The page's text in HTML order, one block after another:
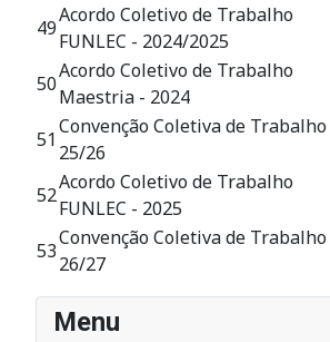
Menu
49
Acordo Coletivo de Trabalho
FUNLEC - 2024/2025
50
Acordo Coletivo de Trabalho
Maestria - 2024
51
Convenção Coletiva de Trabalho
25/26
52
Acordo Coletivo de Trabalho
FUNLEC - 2025
53
Convenção Coletiva de Trabalho
26/27